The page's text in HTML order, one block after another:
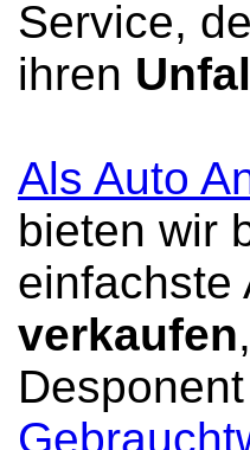
Service,
ihren
Als Auto
bieten wir
verkaufen